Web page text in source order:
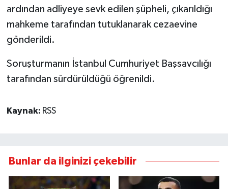
ardından adliyeye sevk edilen şüpheli, çıkarıldığı
mahkeme tarafından tutuklanarak cezaevine
gönderildi.
Soruşturmanın İstanbul Cumhuriyet Başsavcılığı
tarafından sürdürüldüğü öğrenildi.
Kaynak: RSS
Bunlar da ilginizi çekebilir